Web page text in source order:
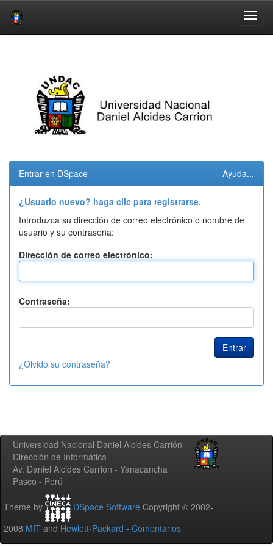
Entrar en DSpace Ayuda...
¿Usuario nuevo? haga clic para registrarse.
Introduzca su dirección de correo electrónico o nombre de
usuario y su contraseña:
Dirección de correo electrónico:
Contraseña:
¿Olvidó su contraseña?
Universidad Nacional Daniel Alcides Carrión
Dirección de Informática
Av. Daniel Alcides Carrión - Yanacancha
Pasco - Perú
Theme by DSpace Software Copyright © 2002-
2008 MIT and Hewlett-Packard - Comentarios